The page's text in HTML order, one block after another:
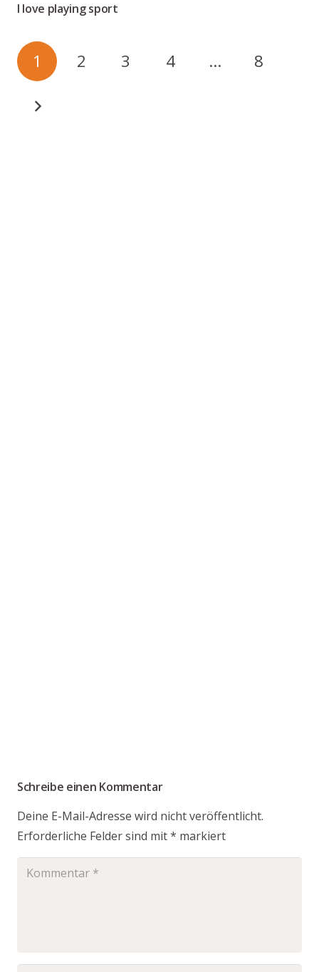
I love playing sport
1 2 3 4 … 8
Schreibe einen Kommentar
Deine E-Mail-Adresse wird nicht veröffentlicht.
Erforderliche Felder sind mit* markiert